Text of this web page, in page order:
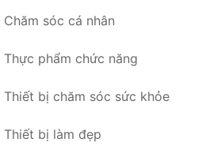
Chăm sóc cá nhân
Thực phẩm chức năng
Thiết bị chăm sóc sức khỏe
Thiết bị làm đẹp